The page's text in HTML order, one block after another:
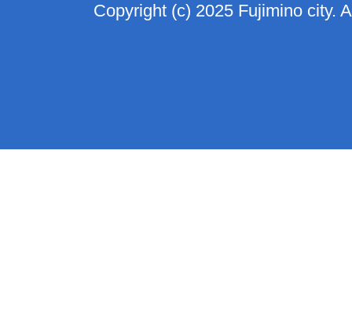
Copyright (c) 2025 Fujimino city.